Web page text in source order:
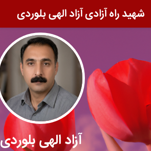
شهید راه آزادی آزاد الهی بلوردی
آزاد الهی بلوردی